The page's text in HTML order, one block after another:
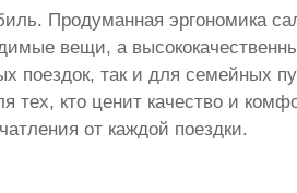
Продуманная эргономика
вещи, а
так и для семейных
тех, кто ценит качество и
от каждой поездки.